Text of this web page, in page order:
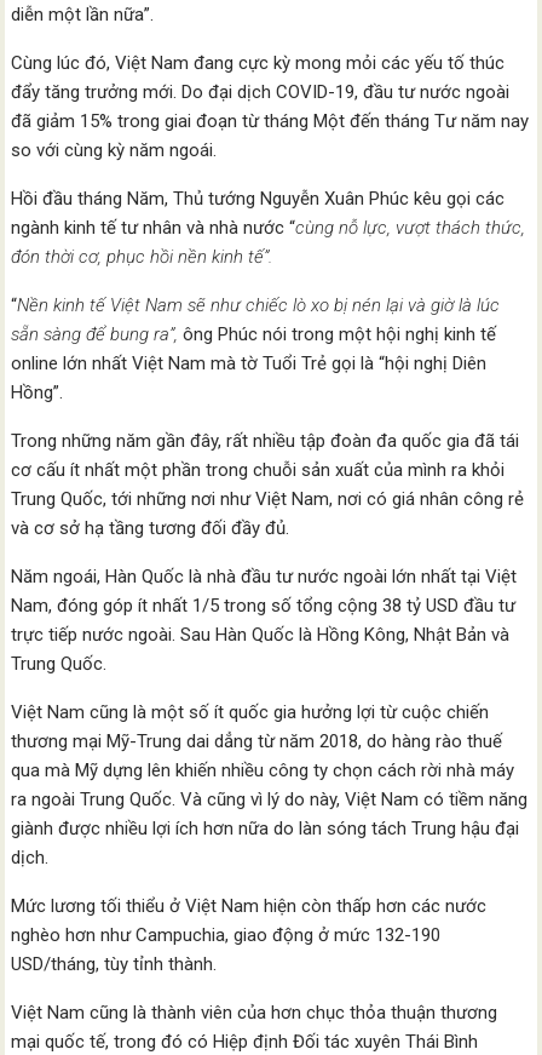
diễn một lần nữa”.
Cùng lúc đó, Việt Nam đang cực kỳ mong mỏi các yếu tố thúc
đẩy tăng trưởng mới. Do đại dịch COVID-19, đầu tư nước ngoài
đã giảm 15% trong giai đoạn từ tháng Một đến tháng Tư năm nay
so với cùng kỳ năm ngoái.
Hồi đầu tháng Năm, Thủ tướng Nguyễn Xuân Phúc kêu gọi các
ngành kinh tế tư nhân và nhà nước “cùng nỗ lực, vượt thách thức,
đón thời cơ, phục hồi nền kinh tế”.
“Nền kinh tế Việt Nam sẽ như chiếc lò xo bị nén lại và giờ là lúc
sẵn sàng để bung ra”, ông Phúc nói trong một hội nghị kinh tế
online lớn nhất Việt Nam mà tờ Tuổi Trẻ gọi là “hội nghị Diên
Hồng”.
Trong những năm gần đây, rất nhiều tập đoàn đa quốc gia đã tái
cơ cấu ít nhất một phần trong chuỗi sản xuất của mình ra khỏi
Trung Quốc, tới những nơi như Việt Nam, nơi có giá nhân công rẻ
và cơ sở hạ tầng tương đối đầy đủ.
Năm ngoái, Hàn Quốc là nhà đầu tư nước ngoài lớn nhất tại Việt
Nam, đóng góp ít nhất 1/5 trong số tổng cộng 38 tỷ USD đầu tư
trực tiếp nước ngoài. Sau Hàn Quốc là Hồng Kông, Nhật Bản và
Trung Quốc.
Việt Nam cũng là một số ít quốc gia hưởng lợi từ cuộc chiến
thương mại Mỹ-Trung dai dẳng từ năm 2018, do hàng rào thuế
qua mà Mỹ dựng lên khiến nhiều công ty chọn cách rời nhà máy
ra ngoài Trung Quốc. Và cũng vì lý do này, Việt Nam có tiềm năng
giành được nhiều lợi ích hơn nữa do làn sóng tách Trung hậu đại
dịch.
Mức lương tối thiểu ở Việt Nam hiện còn thấp hơn các nước
nghèo hơn như Campuchia, giao động ở mức 132-190
USD/tháng, tùy tỉnh thành.
Việt Nam cũng là thành viên của hơn chục thỏa thuận thương
mại quốc tế, trong đó có Hiệp định Đối tác xuyên Thái Bình